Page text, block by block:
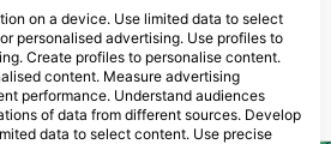
поруч
on a device. Use limited data to select
personalised advertising. Use profiles to
Create profiles to personalise content.
content. Measure advertising
performance. Understand audiences
of data from different sources. Develop
data to select content. Use precise